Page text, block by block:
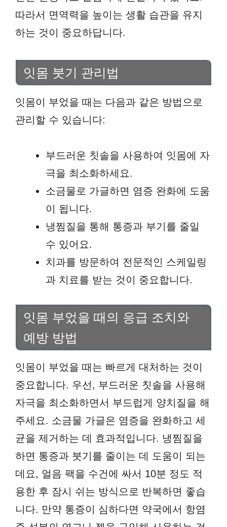
따라서 면역력을 높이는 생활 습관을 유지
하는 것이 중요하답니다.
잇몸 붓기 관리법
잇몸이 부었을 때는 다음과 같은 방법으로
관리할 수 있습니다:
부드러운 칫솔을 사용하여 잇몸에 자
극을 최소화하세요.
소금물로 가글하면 염증 완화에 도움
이 됩니다.
냉찜질을 통해 통증과 부기를 줄일
수 있어요.
치과를 방문하여 전문적인 스케일링
과 치료를 받는 것이 중요합니다.
잇몸 부었을 때의 응급 조치와
예방 방법
잇몸이 부었을 때는 빠르게 대처하는 것이
중요합니다. 우선, 부드러운 칫솔을 사용해
자극을 최소화하면서 부드럽게 양치질을 해
주세요. 소금물 가글은 염증을 완화하고 세
균을 제거하는 데 효과적입니다. 냉찜질을
하면 통증과 붓기를 줄이는 데 도움이 되는
데요, 얼음 팩을 수건에 싸서 10분 정도 적
용한 후 잠시 쉬는 방식으로 반복하면 좋습
니다. 만약 통증이 심하다면 약국에서 항염